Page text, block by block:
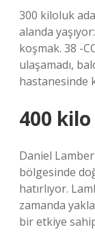
300 kiloluk
alanda
koşmak. 38 -
ulaşamadı,
hastanesinde
400
Daniel
bölgesinde
hatırlıyor.
zamanda
bir etkiye